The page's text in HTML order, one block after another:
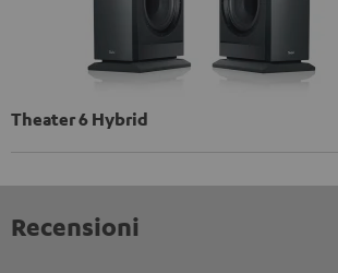
Theater 6 Hybrid
Recensioni